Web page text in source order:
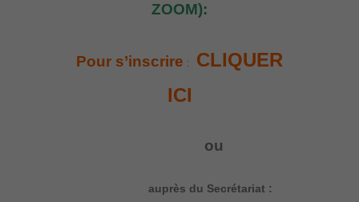
ZOOM):
Pour s’inscrire :
CLIQUER
ICI
ou
auprès du Secrétariat :